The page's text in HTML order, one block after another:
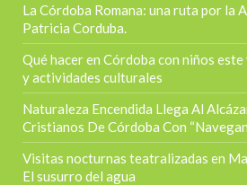
La Córdoba Romana: una ruta por la
Patricia Corduba.
Qué hacer en Córdoba con niños
y actividades culturales
Naturaleza Encendida Llega Al
Cristianos De Córdoba Con
Visitas nocturnas teatralizadas en
El susurro del agua